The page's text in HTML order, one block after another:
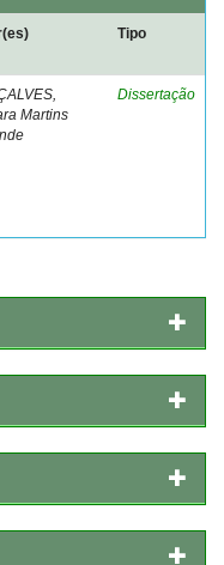
Tipo
Martins
Dissertação